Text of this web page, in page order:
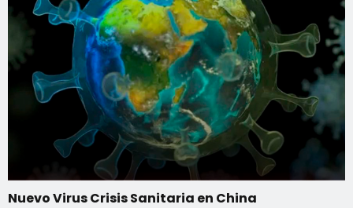
Nuevo Virus Crisis Sanitaria en China